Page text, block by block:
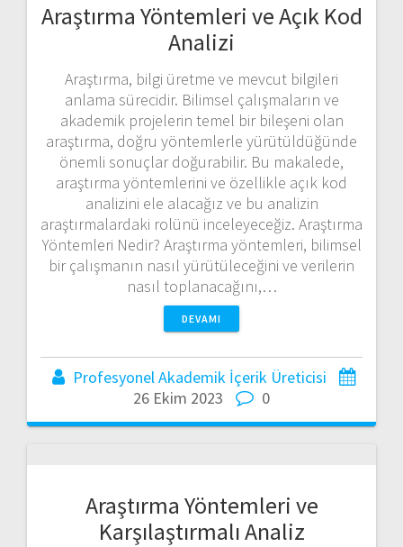
Araştırma Yöntemleri ve Açık Kod
Analizi
Araştırma, bilgi üretme ve mevcut bilgileri
anlama sürecidir. Bilimsel çalışmaların ve
akademik projelerin temel bir bileşeni olan
araştırma, doğru yöntemlerle yürütüldüğünde
önemli sonuçlar doğurabilir. Bu makalede,
araştırma yöntemlerini ve özellikle açık kod
analizini ele alacağız ve bu analizin
araştırmalardaki rolünü inceleyeceğiz. Araştırma
Yöntemleri Nedir? Araştırma yöntemleri, bilimsel
bir çalışmanın nasıl yürütüleceğini ve verilerin
nasıl toplanacağını,…
DEVAMI
Profesyonel Akademik İçerik Üreticisi
26 Ekim 2023
0
Araştırma Yöntemleri ve
Karşılaştırmalı Analiz